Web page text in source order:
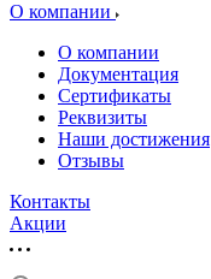
О компании
О компании
Документация
Сертификаты
Реквизиты
Наши достижения
Отзывы
Контакты
Акции